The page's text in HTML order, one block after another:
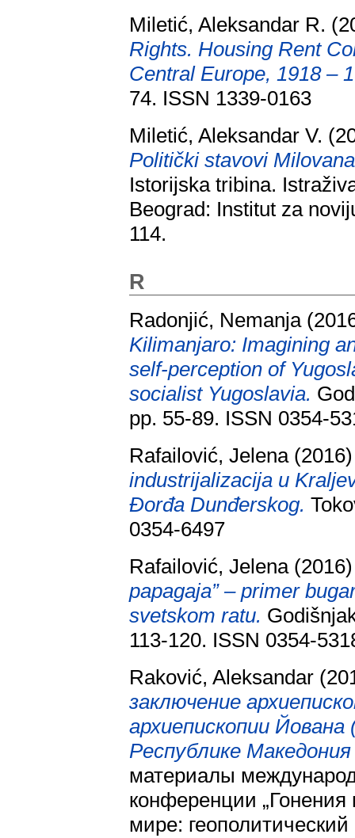
Miletić, Aleksandar R.
Rights. Housing Rent
Central Europe, 1918 –
74. ISSN 1339-0163
Miletić, Aleksandar V.
Politički stavovi
Istorijska tribina.
Beograd: Institut za
114.
R
Radonjić, Nemanja
Kilimanjaro: Imagining
self-perception of
socialist Yugoslavia.
pp. 55-89. ISSN 0354-
Rafailović, Jelena
industrijalizacija u
Đorđa Dunđerskog.
0354-6497
Rafailović, Jelena
papagaja” – primer
svetskom ratu.
113-120. ISSN 0354-
Raković, Aleksandar
заключение
архиепископии
Республике
материалы
конференции
мире: